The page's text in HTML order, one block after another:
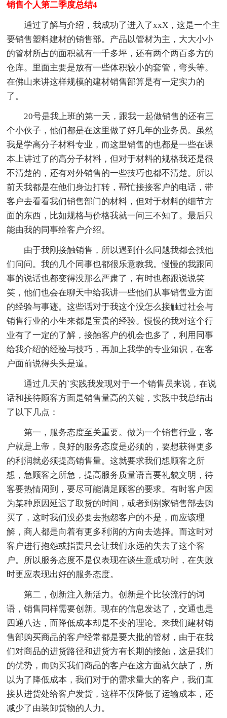
销售个人第二季度总结4
通过了解与介绍，我成功了进入了xxX，这是一个主
要销售塑料建材的销售部。产品以管材为主，大大小小
的管材所占的面积就有一千多坪，还有两个两百多方的
仓库。里面主要是放有一些体积较小的套管，弯头等。
在佛山来讲这样规模的建材销售部算是有一定实力的
了。
20号是我上班的第一天，跟我一起做销售的还有三
个小伙子，他们都是在这里做了好几年的业务员。虽然
我是学高分子材料专业，而这里销售的也都是一些在课
本上讲过了的高分子材料，但对于材料的规格我还是很
不清楚的，还有对外销售的一些技巧也都不清楚。所以
前天我都是在他们身边打转，帮忙接接客户的电话，带
客户去看看我们销售部门的材料，但对于材料的细节方
面的东西，比如规格与价格我就一问三不知了。最后只
能由我的同事给客户介绍。
由于我刚接触销售，所以遇到什么问题我都会找他
们问问。我的几个同事也都很乐意教我。慢慢的我跟同
事的说话也都变得没那么严肃了，有时也都跟说说笑
笑，他们也会在聊天中给我讲一些他们从事销售业方面
的经验与事迹。这些话对于我这个没怎么接触过社会与
销售行业的小生来都是宝贵的经验。慢慢的我对这个行
业有了一定的了解，接触客户的机会也多了，利用同事
给我介绍的经验与技巧，再加上我学的专业知识，在客
户面前说得头头是道。
通过几天的`实践我发现对于一个销售员来说，在说
话和接待顾客方面是销售量高的关键，实践中我总结出
了以下几点：
第一，服务态度至关重要。做为一个销售行业，客
户就是上帝，良好的服务态度是必须的，要想获得更多
的利润就必须提高销售量。这就要求我们想顾客之所
想，急顾客之所急，提高服务质量语言要礼貌文明，待
客要热情周到，要尽可能满足顾客的要求。有时客户因
为某种原因延迟了取货的时间，或者到别家销售部去购
买了，这时我们没必要去抱怨客户的不是，而应该理
解，商人都是向着有更多利润的方向去选择。而这时对
客户进行抱怨或指责只会让我们永远的失去了这个客
户。所以服务态度不是仅表现在谈生意成功时，在失败
时更应表现出好的服务态度。
第二，创新注入新活力。创新是个比较流行的词
语，销售同样需要创新。现在的信息发达了，交通也是
四通八达，而降低成本却是不变的理论。来我们建材销
售部购买商品的客户经常都是要大批的管材，由于在我
们对商品的进货路径和进货方有长期的接触，这是我们
的优势，而购买我们商品的客户在这方面就欠缺了，所
以为了降低成本，我们对于的需求量大的客户，我们直
接从进货处给客户发货，这样不仅降低了运输成本，还
减少了由装卸货物的人力。